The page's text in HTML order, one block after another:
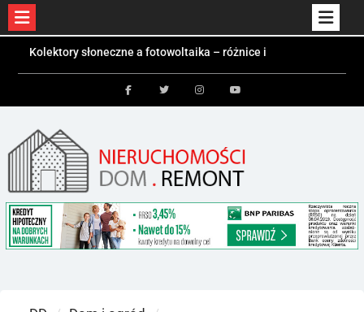
Kolektory słoneczne a fotowoltaika – różnice i
zastosowania
Bezpieczeństwo dzieci i zwierząt w ogrodzie –
jakie ogrodzenie wybrać?
Czym jest kontener mieszkalny i kiedy się